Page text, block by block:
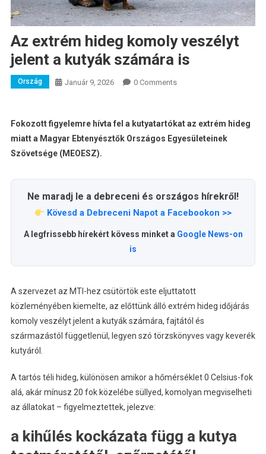
Az extrém hideg komoly veszélyt
jelent a kutyák számára is
Ország Január 9, 2026 0 Comments
Fokozott figyelemre hívta fel a kutyatartókat az extrém hideg
miatt a Magyar Ebtenyésztők Országos Egyesületeinek
Szövetsége (MEOESZ).
Ne maradj le a debreceni és országos hírekről!
Kövesd a Debreceni Napot a Facebookon >>
A legfrissebb hírekért kövess minket a Google News-on
is
A szervezet az MTI-hez csütörtök este eljuttatott
közleményében kiemelte, az előttünk álló extrém hideg időjárás
komoly veszélyt jelent a kutyák számára, fajtától és
származástól függetlenül, legyen szó törzskönyves vagy keverék
kutyáról.
A tartós téli hideg, különösen amikor a hőmérséklet 0 Celsius-fok
alá, akár mínusz 20 fok közelébe süllyed, komolyan megviselheti
az állatokat – figyelmeztettek, jelezve:
a kihűlés kockázata függ a kutya